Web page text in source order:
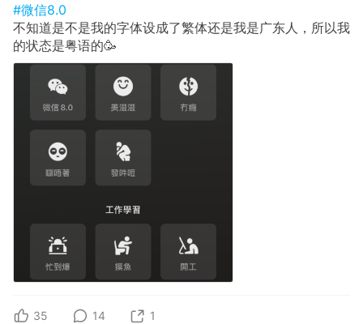
#微信8.0
不知道是不是我的字体设成了繁体还是我是广东人，所以我
的状态是粤语的🥳
35 14 1